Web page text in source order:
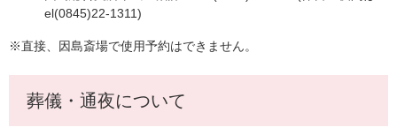
el(0845)22-1311)
※直接、因島斎場で使用予約はできません。
葬儀・通夜について